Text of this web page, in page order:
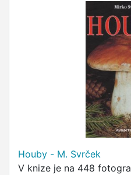
Houby - M. Svrček
V knize je na 448